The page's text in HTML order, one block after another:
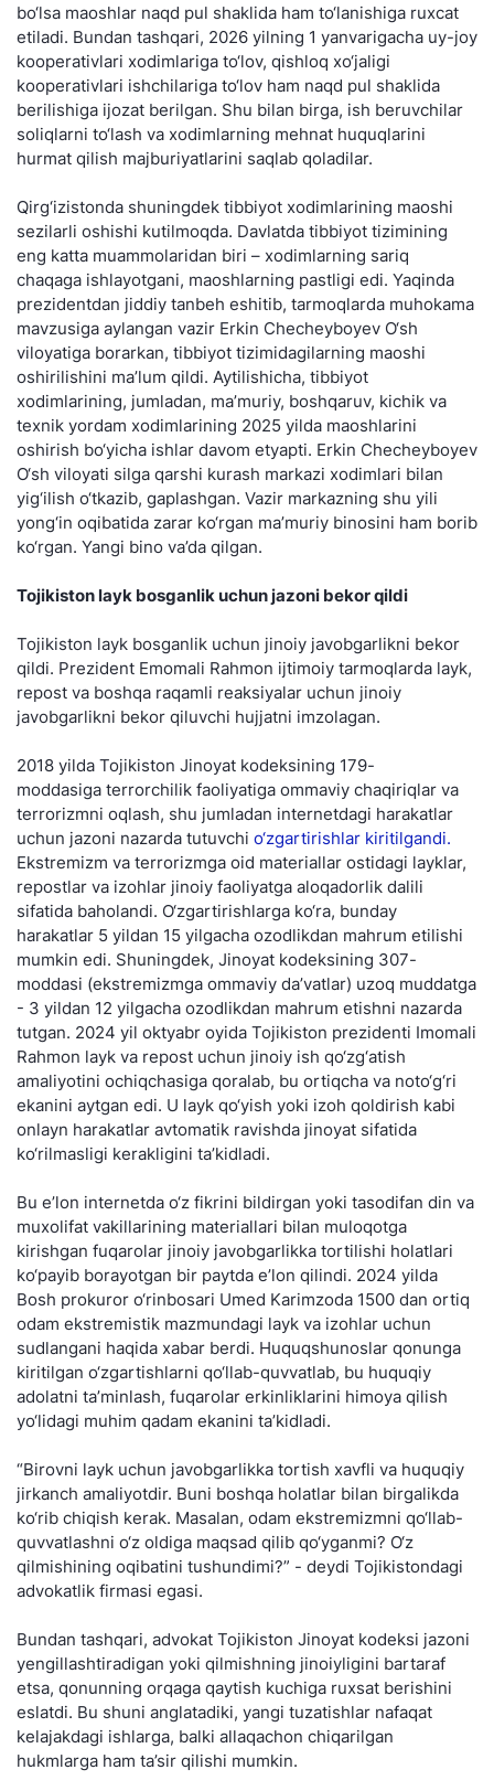
bo‘lsa maoshlar naqd pul shaklida ham to‘lanishiga ruxcat
etiladi. Bundan tashqari, 2026 yilning 1 yanvarigacha uy-joy
kooperativlari xodimlariga to‘lov, qishloq xo‘jaligi
kooperativlari ishchilariga to‘lov ham naqd pul shaklida
berilishiga ijozat berilgan. Shu bilan birga, ish beruvchilar
soliqlarni to‘lash va xodimlarning mehnat huquqlarini
hurmat qilish majburiyatlarini saqlab qoladilar.
Qirg‘izistonda shuningdek tibbiyot xodimlarining maoshi
sezilarli oshishi kutilmoqda. Davlatda tibbiyot tizimining
eng katta muammolaridan biri – xodimlarning sariq
chaqaga ishlayotgani, maoshlarning pastligi edi. Yaqinda
prezidentdan jiddiy tanbeh eshitib, tarmoqlarda muhokama
mavzusiga aylangan vazir Erkin Checheyboyev O‘sh
viloyatiga borarkan, tibbiyot tizimidagilarning maoshi
oshirilishini ma’lum qildi. Aytilishicha, tibbiyot
xodimlarining, jumladan, ma’muriy, boshqaruv, kichik va
texnik yordam xodimlarining 2025 yilda maoshlarini
oshirish bo‘yicha ishlar davom etyapti. Erkin Checheyboyev
O‘sh viloyati silga qarshi kurash markazi xodimlari bilan
yig‘ilish o‘tkazib, gaplashgan. Vazir markazning shu yili
yong‘in oqibatida zarar ko‘rgan ma’muriy binosini ham borib
ko‘rgan. Yangi bino va’da qilgan.
Tojikiston layk bosganlik uchun jazoni bekor qildi
Tojikiston layk bosganlik uchun jinoiy javobgarlikni bekor
qildi. Prezident Emomali Rahmon ijtimoiy tarmoqlarda layk,
repost va boshqa raqamli reaksiyalar uchun jinoiy
javobgarlikni bekor qiluvchi hujjatni imzolagan.
2018 yilda Tojikiston Jinoyat kodeksining 179-
moddasiga terrorchilik faoliyatiga ommaviy chaqiriqlar va
terrorizmni oqlash, shu jumladan internetdagi harakatlar
uchun jazoni nazarda tutuvchi o‘zgartirishlar kiritilgandi.
Ekstremizm va terrorizmga oid materiallar ostidagi layklar,
repostlar va izohlar jinoiy faoliyatga aloqadorlik dalili
sifatida baholandi. O‘zgartirishlarga ko‘ra, bunday
harakatlar 5 yildan 15 yilgacha ozodlikdan mahrum etilishi
mumkin edi. Shuningdek, Jinoyat kodeksining 307-
moddasi (ekstremizmga ommaviy da’vatlar) uzoq muddatga
- 3 yildan 12 yilgacha ozodlikdan mahrum etishni nazarda
tutgan. 2024 yil oktyabr oyida Tojikiston prezidenti Imomali
Rahmon layk va repost uchun jinoiy ish qo‘zg‘atish
amaliyotini ochiqchasiga qoralab, bu ortiqcha va noto‘g‘ri
ekanini aytgan edi. U layk qo‘yish yoki izoh qoldirish kabi
onlayn harakatlar avtomatik ravishda jinoyat sifatida
ko‘rilmasligi kerakligini ta’kidladi.
Bu e’lon internetda o‘z fikrini bildirgan yoki tasodifan din va
muxolifat vakillarining materiallari bilan muloqotga
kirishgan fuqarolar jinoiy javobgarlikka tortilishi holatlari
ko‘payib borayotgan bir paytda e’lon qilindi. 2024 yilda
Bosh prokuror o‘rinbosari Umed Karimzoda 1500 dan ortiq
odam ekstremistik mazmundagi layk va izohlar uchun
sudlangani haqida xabar berdi. Huquqshunoslar qonunga
kiritilgan o‘zgartishlarni qo‘llab-quvvatlab, bu huquqiy
adolatni ta’minlash, fuqarolar erkinliklarini himoya qilish
yo‘lidagi muhim qadam ekanini ta’kidladi.
“Birovni layk uchun javobgarlikka tortish xavfli va huquqiy
jirkanch amaliyotdir. Buni boshqa holatlar bilan birgalikda
ko‘rib chiqish kerak. Masalan, odam ekstremizmni qo‘llab-
quvvatlashni o‘z oldiga maqsad qilib qo‘yganmi? O‘z
qilmishining oqibatini tushundimi?” - deydi Tojikistondagi
advokatlik firmasi egasi.
Bundan tashqari, advokat Tojikiston Jinoyat kodeksi jazoni
yengillashtiradigan yoki qilmishning jinoiyligini bartaraf
etsa, qonunning orqaga qaytish kuchiga ruxsat berishini
eslatdi. Bu shuni anglatadiki, yangi tuzatishlar nafaqat
kelajakdagi ishlarga, balki allaqachon chiqarilgan
hukmlarga ham ta’sir qilishi mumkin.